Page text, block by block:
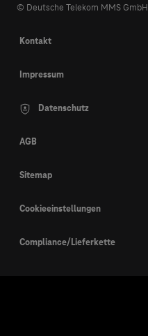
© Deutsche Telekom MMS GmbH
Kontakt
Impressum
Datenschutz
AGB
Sitemap
Cookieeinstellungen
Compliance/Lieferkette